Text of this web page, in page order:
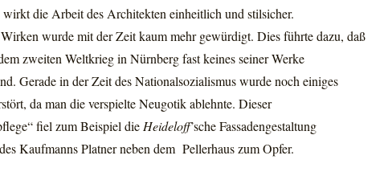
wirkt die Arbeit des Architekten einheitlich und stilsicher.
Wirken wurde mit der Zeit kaum mehr gewürdigt. Dies führte dazu, daß
zweiten Weltkrieg in Nürnberg fast keines seiner Werke
Gerade in der Zeit des Nationalsozialismus wurde noch einiges
da man die verspielte Neugotik ablehnte. Dieser
fiel zum Beispiel die Heideloff’sche Fassadengestaltung
Kaufmanns Platner neben dem Pellerhaus zum Opfer.